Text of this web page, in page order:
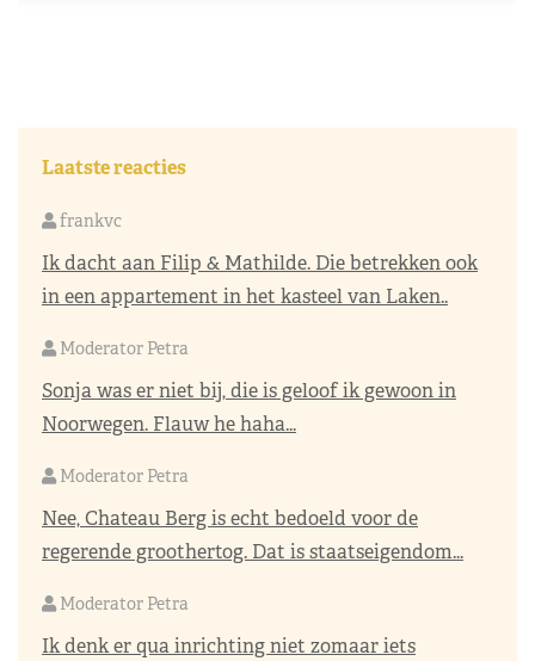
Laatste reacties
frankvc
Ik dacht aan Filip & Mathilde. Die betrekken ook
in een appartement in het kasteel van Laken..
Moderator Petra
Sonja was er niet bij, die is geloof ik gewoon in
Noorwegen. Flauw he haha...
Moderator Petra
Nee, Chateau Berg is echt bedoeld voor de
regerende groothertog. Dat is staatseigendom...
Moderator Petra
Ik denk er qua inrichting niet zomaar iets